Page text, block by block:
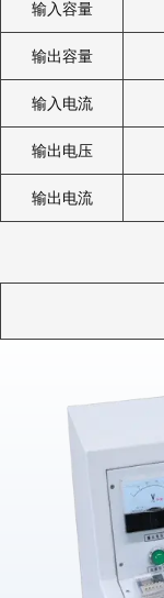
输入容量
输出容量
输入电流
输出电压
输出电流